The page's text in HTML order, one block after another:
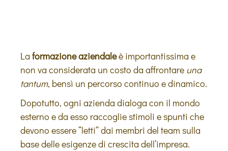
La formazione aziendaleè importantissima e
non va considerata un costo da affrontare una
tantum, bensì un percorso continuo e dinamico.
Dopotutto, ogni azienda dialoga con il mondo
esterno e da esso raccoglie stimoli e spunti che
devono essere “letti” dai membri del team sulla
base delle esigenze di crescita dell’impresa.